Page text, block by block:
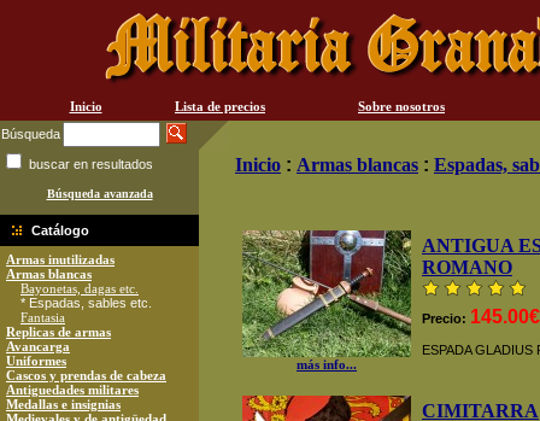
Inicio Lista de precios
Sobre nosotros
Búsqueda
buscar en resultados
Búsqueda avanzada
Catálogo
Armas inutilizadas
Armas blancas
Bayonetas, dagas etc.
* Espadas, sables etc.
Fantasia
Replicas de armas
Avancarga
Uniformes
Cascos y prendas de cabeza
Antiguedades militares
Medallas e insignias
Inicio : Armas blancas : Espadas,
más info...
ANTIGUA
ROMANO
Precio: 145.00€
ESPADA GLADIUS
CIMITARRA